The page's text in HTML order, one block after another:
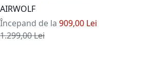
AIRWOLF
Începand de la 909,00 Lei
Pret standard
1.299,00 Lei